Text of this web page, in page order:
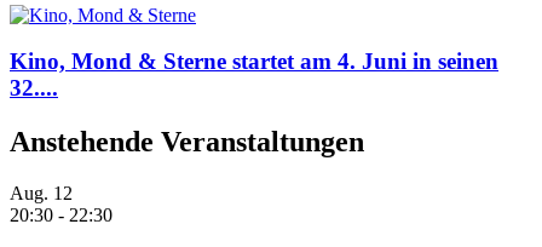
Kino, Mond & Sterne startet am 4. Juni in seinen
32....
Anstehende Veranstaltungen
Aug. 12
20:30 - 22:30